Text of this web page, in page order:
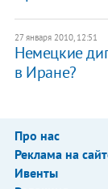
27 января 2010, 12:51
Немецкие
в Иране?
Про нас
Реклама на
Ивенты